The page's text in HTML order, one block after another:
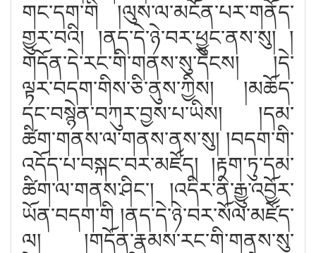
གང་དག་གི །ལུས་ལ་མངོན་པར་གནོད་
གྱུར་བའི། །ནད་དེ་ཉེ་བར་ཕྱུང་ནས་སུ། །
གདོན་དེ་རང་གི་གནས་སུ་དེངས། །དེ་
ལྟར་བདག་གིས་ཅི་ནུས་ཀྱིས། །མཆོད་
དང་བསྙེན་བཀུར་བྱས་པ་ཡིས། །དམ་
ཚིག་གནས་ལ་གནས་ནས་སུ། །བདག་གི་
འདོད་པ་བསྐང་བར་མཛོད། །རྟག་ཏུ་དམ་
ཚིག་ལ་གནས་ཤིང༌། །འདིར་ནི་རྒྱུ་འབྱོར་
ཡོན་བདག་གི །ནད་དེ་ཉེ་བར་སོལ་མཛོད་
ལ། །གདོན་རྣམས་རང་གི་གནས་སུ་